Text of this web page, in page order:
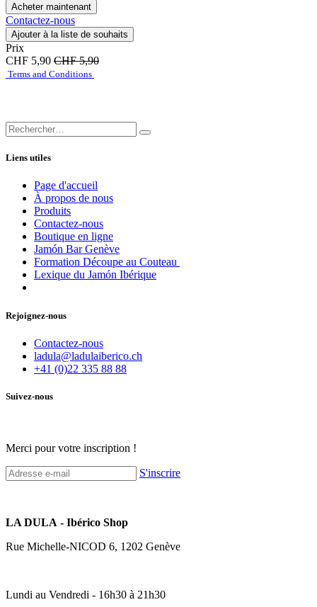
Acheter maintenant
Contactez-nous
Ajouter à la liste de souhaits
Prix
CHF 5,90 CHF5,90
Terms and Conditions
Liens utiles
Page d'accueil
À propos de nous
Produits
Contactez-nous
Boutique en ligne
Jamón Bar Genève
Formation Découpe au Couteau
Lexique du Jamón Ibérique
Rejoignez-nous
Contactez-nous
ladula@ladulaiberico.ch
+41 (0)22 335 88 88
Suivez-nous
Merci pour votre inscription !
S'inscrire
LA DULA - Ibérico Shop
Rue Michelle-NICOD 6, 1202 Genève
Lundi au Vendredi - 16h30 à 21h30